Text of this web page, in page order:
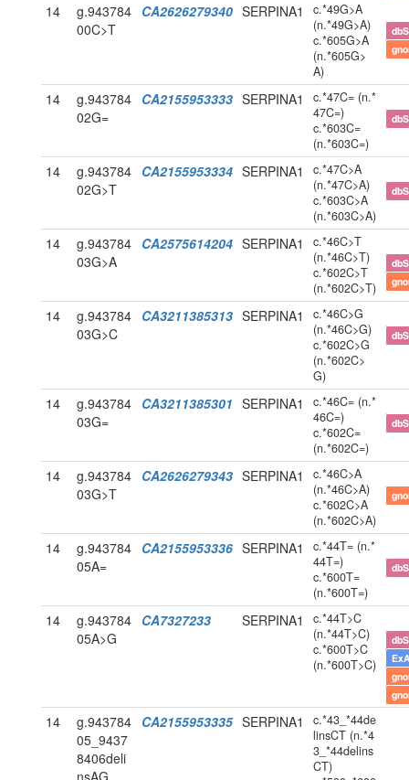
14
g.943784
00C>T
CA2626279340 SERPINA1
c.*49G>A
(n.*49G>A)
c.*605G>A
(n.*605G>
A)
14
g.943784
02G=
CA2155953333 SERPINA1
c.*47C= (n.*
47C=)
c.*603C=
(n.*603C=)
14
g.943784
02G>T
CA2155953334 SERPINA1
c.*47C>A
(n.*47C>A)
c.*603C>A
(n.*603C>A)
14
g.943784
03G>A
CA2575614204 SERPINA1
c.*46C>T
(n.*46C>T)
c.*602C>T
(n.*602C>T)
14
g.943784
03G>C
CA3211385313 SERPINA1
c.*46C>G
(n.*46C>G)
c.*602C>G
(n.*602C>
G)
14
g.943784
03G=
CA3211385301 SERPINA1
c.*46C= (n.*
46C=)
c.*602C=
(n.*602C=)
14
g.943784
03G>T
CA2626279343 SERPINA1
c.*46C>A
(n.*46C>A)
c.*602C>A
(n.*602C>A)
14
g.943784
05A=
CA2155953336 SERPINA1
c.*44T= (n.*
44T=)
c.*600T=
(n.*600T=)
14
g.943784
05A>G
CA7327233 SERPINA1
c.*44T>C
(n.*44T>C)
c.*600T>C
(n.*600T>C)
14
g.943784
05_9437
8406deli
CA2155953335 SERPINA1
c.*43_*44de
linsCT (n.*4
3_*44delins
CT)